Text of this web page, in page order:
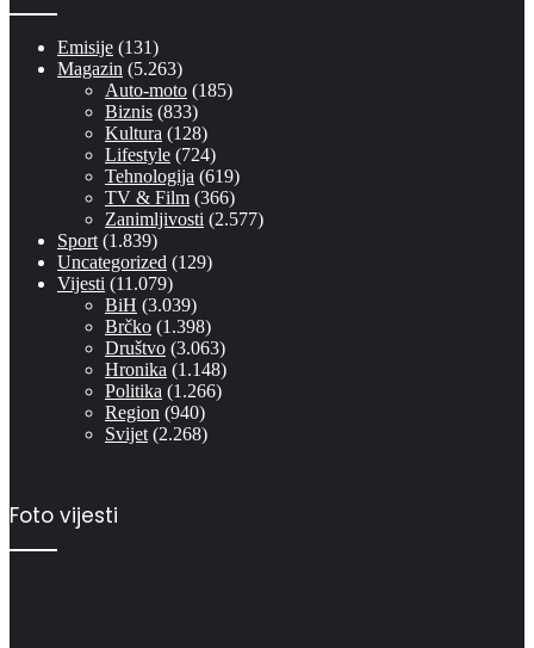
Emisije (131)
Magazin (5.263)
Auto-moto (185)
Biznis (833)
Kultura (128)
Lifestyle (724)
Tehnologija (619)
TV & Film (366)
Zanimljivosti (2.577)
Sport (1.839)
Uncategorized (129)
Vijesti (11.079)
BiH (3.039)
Brčko (1.398)
Društvo (3.063)
Hronika (1.148)
Politika (1.266)
Region (940)
Svijet (2.268)
Foto vijesti